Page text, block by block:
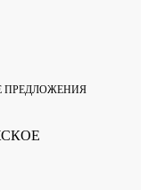
ПРЕДЛОЖЕНИЯ